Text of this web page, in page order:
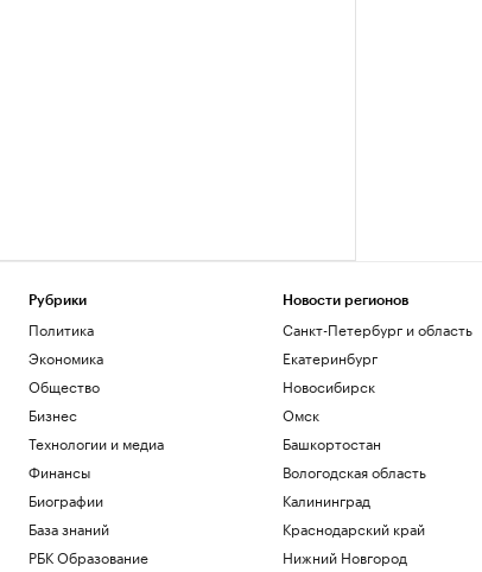
Рубрики
Политика
Экономика
Общество
Бизнес
Технологии и медиа
Финансы
Биографии
База знаний
РБК Образование
Новости регионов
Санкт-Петербург и область
Екатеринбург
Новосибирск
Омск
Башкортостан
Вологодская область
Калининград
Краснодарский край
Нижний Новгород